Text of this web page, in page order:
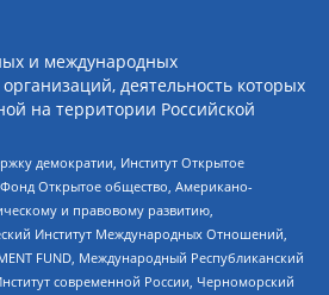
и международных
деятельность которых
на территории Российской
демократии, Институт Открытое
Открытое общество, Американо-
и правовому развитию,
Институт Международных Отношений,
FUND, Международный Республиканский
современной России, Черноморский